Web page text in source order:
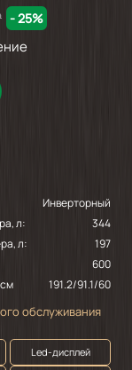
- 25%
Инверторный
л:
344
л:
197
600
191.2/91.1/60
обслуживания
Led-дисплей